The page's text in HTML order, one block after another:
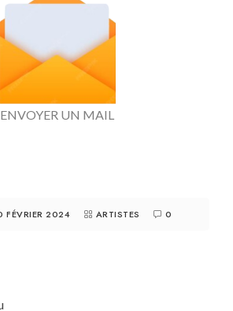
ENVOYER UN MAIL
FÉVRIER 2024 ARTISTES 0